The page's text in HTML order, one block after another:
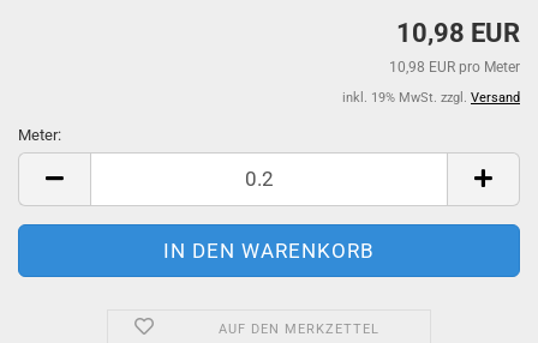
10,98 EUR
10,98 EUR pro Meter
inkl. 19% MwSt. zzgl. Versand
Meter:
Meter
AUF DEN MERKZETTEL